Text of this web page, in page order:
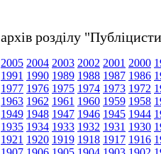
архів розділу
2005 2004 2003 2002 2001 2000
1991 1990 1989 1988 1987 1986
1977 1976 1975 1974 1973 1972
1963 1962 1961 1960 1959 1958
1949 1948 1947 1946 1945 1944
1935 1934 1933 1932 1931 1930
1921 1920 1919 1918 1917 1916